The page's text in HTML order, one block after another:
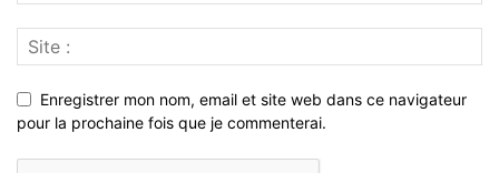
Enregistrer mon nom, email et site web dans ce navigateur
pour la prochaine fois que je commenterai.